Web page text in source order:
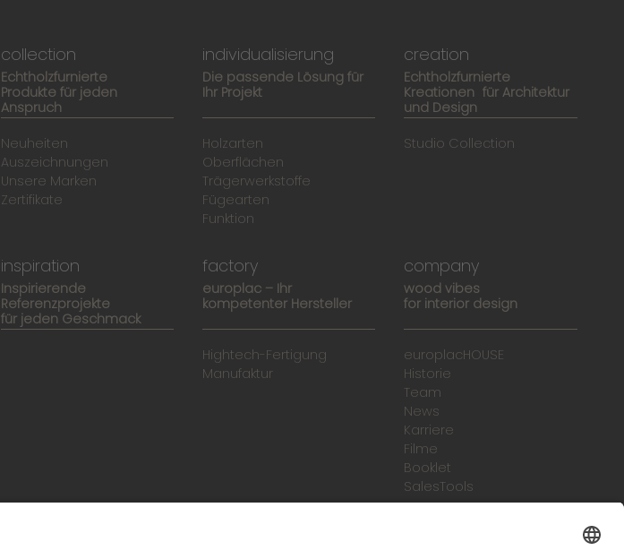
collection
Echtholzfurnierte
Produkte für jeden
Anspruch
Neuheiten
Auszeichnungen
Unsere Marken
Zertifikate
individualisierung
Die passende Lösung für
Ihr Projekt
Holzarten
Oberflächen
Trägerwerkstoffe
Fügearten
Funktion
creation
Echtholzfurnierte
Kreationen für Architektur
und Design
Studio Collection
inspiration
Inspirierende
Referenzprojekte
für jeden Geschmack
factory
europlac – Ihr
kompetenter Hersteller
Hightech-Fertigung
Manufaktur
company
wood vibes
for interior design
europlacHOUSE
Historie
Team
News
Karriere
Filme
Booklet
SalesTools